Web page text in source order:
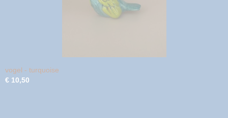
vogel - turquoise
€ 10,50